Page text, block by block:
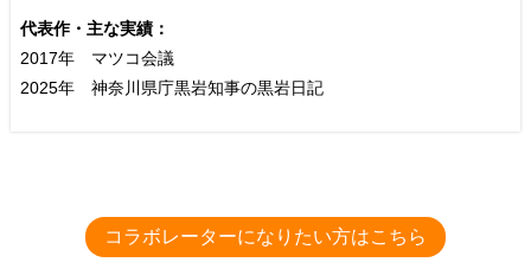
代表作・主な実績：
2017年 マツコ会議
2025年 神奈川県庁黒岩知事の黒岩日記
コラボレーターになりたい方はこちら